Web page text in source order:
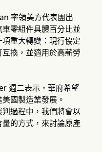
率領美方代表團出
零組件具體百分比並
重大轉變：現行協定
換，並適用於高薪勞
週二表示，華府希望
國製造業發展。
過程中，我們將會以
的方式，來討論原產